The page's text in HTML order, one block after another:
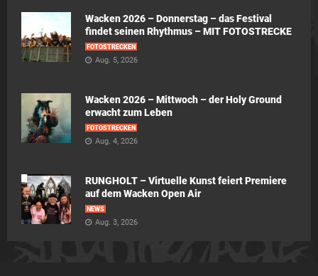
Wacken 2026 – Donnerstag – das Festival
findet seinen Rhythmus – MIT FOTOSTRECKE
FOTOSTRECKEN
Aug. 5, 2026
Wacken 2026 – Mittwoch – der Holy Ground
erwacht zum Leben
FOTOSTRECKEN
Aug. 4, 2026
RUNGHOLT – Virtuelle Kunst feiert Premiere
auf dem Wacken Open Air
NEWS
Aug. 3, 2026